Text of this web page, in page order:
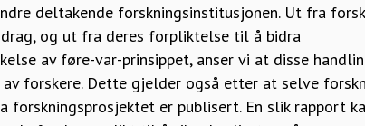
deltakende forskningsinstitusjonen. Ut fra
og ut fra deres forpliktelse til å bidra
av føre-var-prinsippet, anser vi at disse
forskere. Dette gjelder også etter at selve
forskningsprosjektet er publisert. En slik rapport